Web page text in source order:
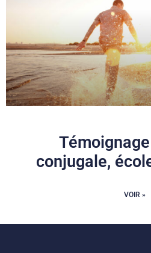
conjugale,
VOIR »